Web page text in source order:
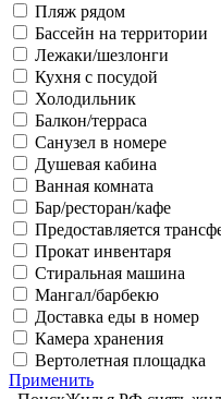
Пляж рядом
Бассейн на территории
Лежаки/шезлонги
Кухня с посудой
Холодильник
Балкон/терраса
Санузел в номере
Душевая кабина
Ванная комната
Бар/ресторан/кафе
Предоставляется
Прокат инвентаря
Стиральная машина
Мангал/барбекю
Доставка еды в номер
Камера хранения
Вертолетная площадка
Применить